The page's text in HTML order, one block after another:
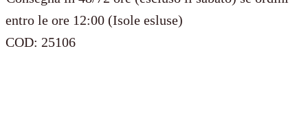
entro le ore 12:00 (Isole esluse)
COD: 25106